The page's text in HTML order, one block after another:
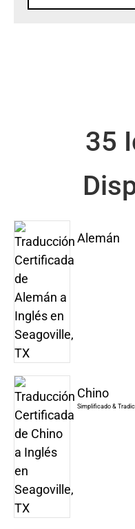
35
Alemán
Chino
Simplificado &